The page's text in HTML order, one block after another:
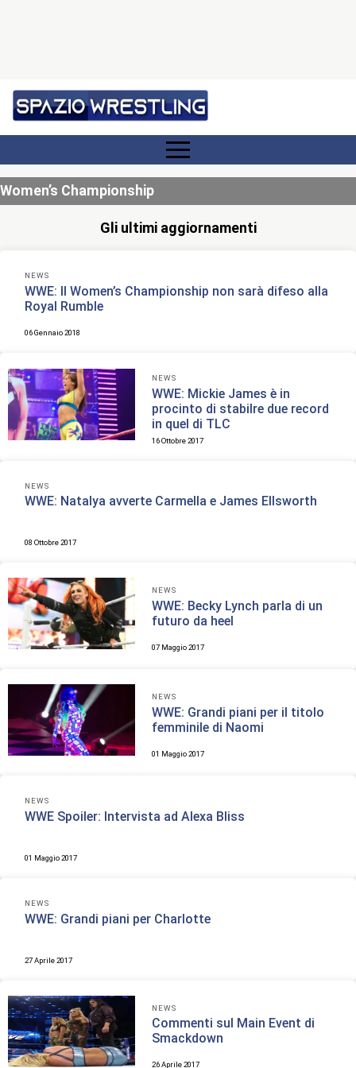
Women’s Championship
Gli ultimi aggiornamenti
NEWS
WWE: Il Women’s Championship non sarà difeso alla
Royal Rumble
06 Gennaio 2018
NEWS
WWE: Mickie James è in
procinto di stabilre due record
in quel di TLC
16 Ottobre 2017
NEWS
WWE: Natalya avverte Carmella e James Ellsworth
08 Ottobre 2017
NEWS
WWE: Becky Lynch parla di un
futuro da heel
07 Maggio 2017
NEWS
WWE: Grandi piani per il titolo
femminile di Naomi
01 Maggio 2017
NEWS
WWE Spoiler: Intervista ad Alexa Bliss
01 Maggio 2017
NEWS
WWE: Grandi piani per Charlotte
27 Aprile 2017
NEWS
Commenti sul Main Event di
Smackdown
26 Aprile 2017